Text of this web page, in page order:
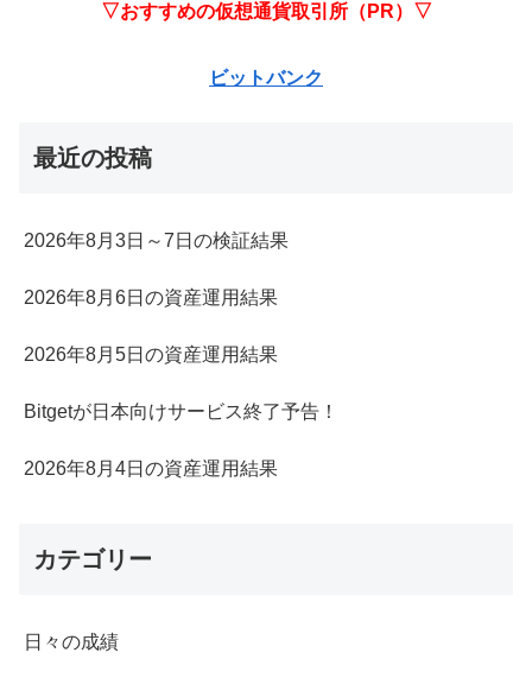
▽おすすめの仮想通貨取引所（PR）▽
ビットバンク
最近の投稿
2026年8月3日～7日の検証結果
2026年8月6日の資産運用結果
2026年8月5日の資産運用結果
Bitgetが日本向けサービス終了予告！
2026年8月4日の資産運用結果
カテゴリー
日々の成績